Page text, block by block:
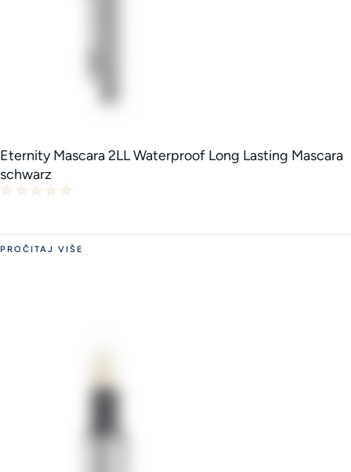
Eternity Mascara 2LL Waterproof Long Lasting Mascara
schwarz
PROČITAJ VIŠE